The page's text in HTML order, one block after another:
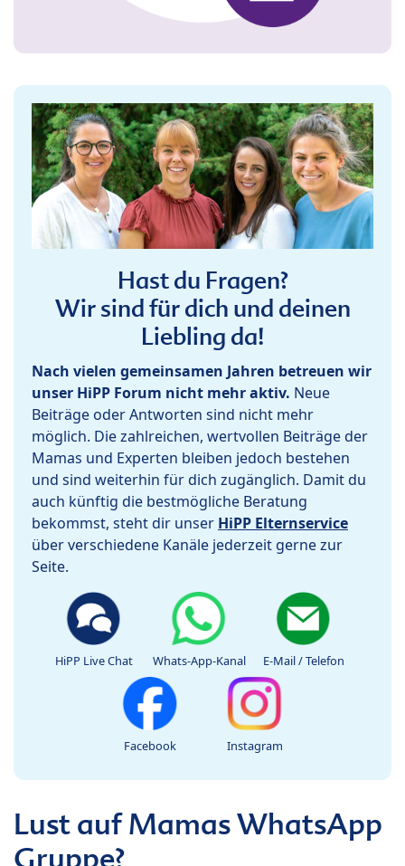
Hast du Fragen?
Wir sind für dich und deinen
Liebling da!
Nach vielen gemeinsamen Jahren betreuen wir
unser HiPP Forum nicht mehr aktiv. Neue
Beiträge oder Antworten sind nicht mehr
möglich. Die zahlreichen, wertvollen Beiträge der
Mamas und Experten bleiben jedoch bestehen
und sind weiterhin für dich zugänglich. Damit du
auch künftig die bestmögliche Beratung
bekommst, steht dir unser HiPP Elternservice
über verschiedene Kanäle jederzeit gerne zur
Seite.
HiPP Live Chat Whats-App-Kanal E-Mail / Telefon
Facebook Instagram
Lust auf Mamas WhatsApp
Gruppe?